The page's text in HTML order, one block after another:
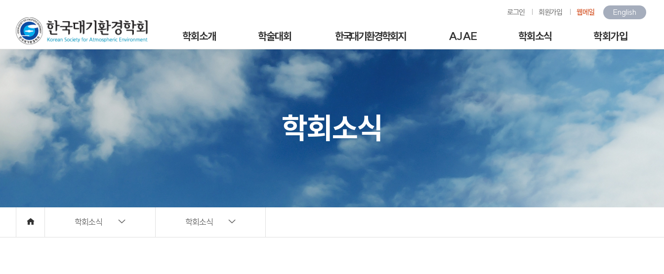
로그인 회원가입 웹메일 English
학회소개
학회정관 및 규정
위원회 및 분과회 소개
대기환경 40년사
학술대회
학술대회안내
발표초록안내
발표초록접수
발표초록접수상황
선등록신청
특별세션신청현황
한국대기환경학회지
논문심사규정
논문투고
심사료/게재료납부
목록 및 검색
AJAE
Author Guide
On-line Submission
View Articles
subscription charges /
author APC
학회소식
환경관련행사소식
갤러리
구인/구직
학회가입
회원가입안내
회비납부
개인정보처리방침
이용약관
학회소식
학회소식 학회소식